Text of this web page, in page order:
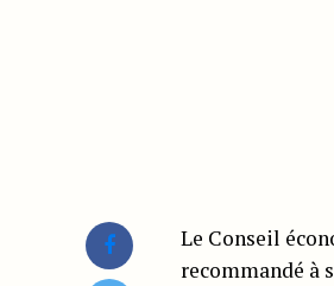
Le Conseil
recommandé à